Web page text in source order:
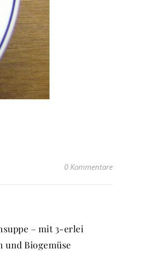
0 Kommentare
– mit 3-erlei
und Biogemüse